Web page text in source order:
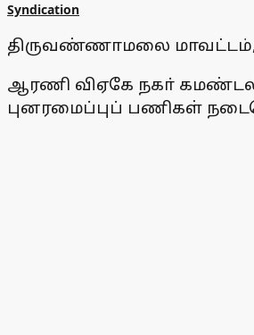
Syndication
திருவண்ணாமலை மாவட்டம்,
ஆரணி விஏகே நகா்
புனரமைப்புப் பணிகள்